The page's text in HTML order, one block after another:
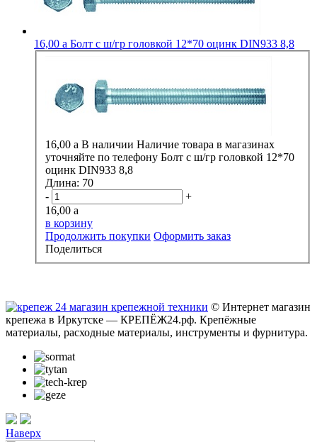
16,00 a Болт с ш/гр головкой 12*70 оцинк DIN933 8,8
16,00 a В наличии Наличие товара в магазинах
уточняйте по телефону Болт с ш/гр головкой 12*70
оцинк DIN933 8,8
Длина: 70
-
+
16,00 a
в корзину
Продолжить покупки Оформить заказ
Поделиться
© Интернет магазин
крепежа в Иркутске — КРЕПЁЖ24.рф. Крепёжные
материалы, расходные материалы, инструменты и фурнитура.
Наверх